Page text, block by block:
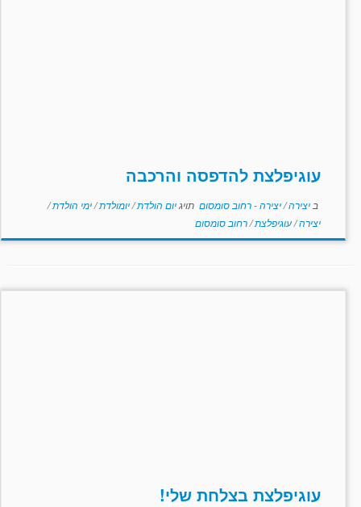
עוגיפלצת להדפסה והרכבה
ב יצירה/יצירה - רחוב סומסום תויגיום הולדת/יומולדת/ימי הולדת/
יצירה/עוגיפלצת/רחוב סומסום
עוגיפלצת בצלחת שלי!